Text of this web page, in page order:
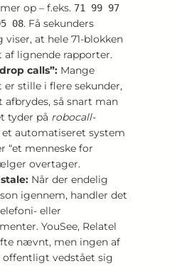
op – f.eks. 71 99 97
08. Få sekunders
at hele 71-blokken
af lignende rapporter.
calls”: Mange
er stille i flere sekunder,
afbrydes, så snart man
tyder på robocall-
et automatiseret system
“et menneske for
overtager.
Når der endelig
igennem, handler det
eller
YouSee, Relatel
nævnt, men ingen af
offentligt vedstået sig